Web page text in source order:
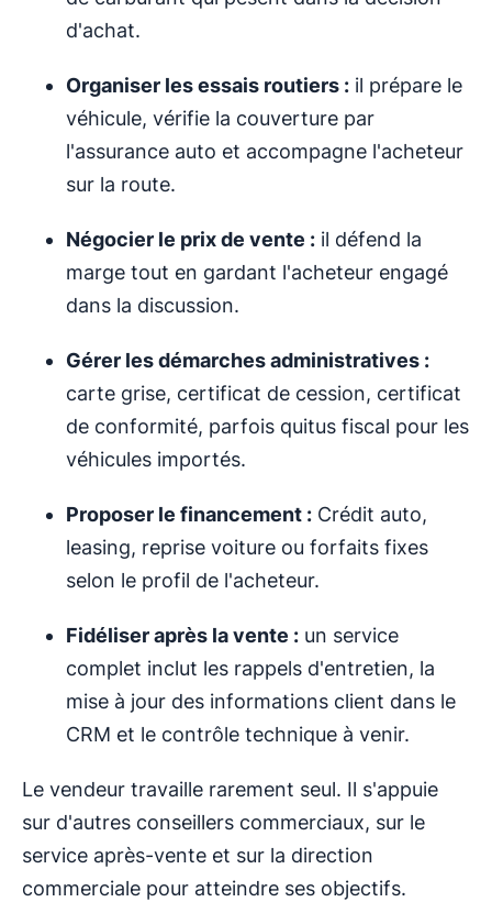
d'achat.
Organiser les essais routiers : il prépare le
véhicule, vérifie la couverture par
l'assurance auto et accompagne l'acheteur
sur la route.
Négocier le prix de vente : il défend la
marge tout en gardant l'acheteur engagé
dans la discussion.
Gérer les démarches administratives :
carte grise, certificat de cession, certificat
de conformité, parfois quitus fiscal pour les
véhicules importés.
Proposer le financement : Crédit auto,
leasing, reprise voiture ou forfaits fixes
selon le profil de l'acheteur.
Fidéliser après la vente : un service
complet inclut les rappels d'entretien, la
mise à jour des informations client dans le
CRM et le contrôle technique à venir.
Le vendeur travaille rarement seul. Il s'appuie
sur d'autres conseillers commerciaux, sur le
service après-vente et sur la direction
commerciale pour atteindre ses objectifs.